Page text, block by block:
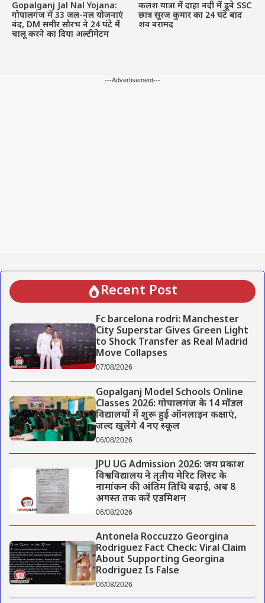
Gopalganj Jal Nal Yojana:
गोपालगंज में 33 जल-नल योजनाएं
बंद, DM समीर सौरभ ने 24 घंटे में
चालू करने का दिया अल्टीमेटम
कलश यात्रा में दाहा नदी में डूबे SSC
छात्र सूरज कुमार का 24 घंटे बाद
शव बरामद
---Advertisement---
Recent Post
Fc barcelona rodri: Manchester
City Superstar Gives Green Light
to Shock Transfer as Real Madrid
Move Collapses
07/08/2026
Gopalganj Model Schools Online
Classes 2026: गोपालगंज के 14 मॉडल
विद्यालयों में शुरू हुई ऑनलाइन कक्षाएं,
जल्द खुलेंगे 4 नए स्कूल
06/08/2026
JPU UG Admission 2026: जय प्रकाश
विश्वविद्यालय ने तृतीय मेरिट लिस्ट के
नामांकन की अंतिम तिथि बढ़ाई, अब 8
अगस्त तक करें एडमिशन
06/08/2026
Antonela Roccuzzo Georgina
Rodriguez Fact Check: Viral Claim
About Supporting Georgina
Rodriguez Is False
06/08/2026